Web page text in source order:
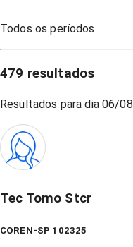
Todos os períodos
479 resultados
Resultados para dia 06/08
Tec Tomo Stcr
COREN-SP 102325